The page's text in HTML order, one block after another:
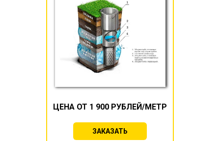
ЦЕНА ОТ 1 900 РУБЛЕЙ/МЕТР
ЗАКАЗАТЬ